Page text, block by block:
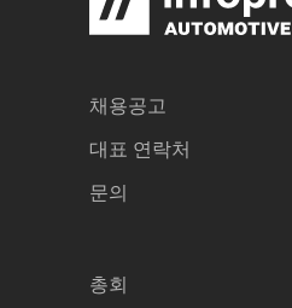
채용공고
대표 연락처
문의
총회